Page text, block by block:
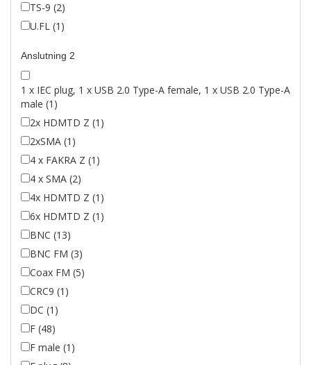
TS-9 (2)
U.FL (1)
Anslutning 2
1 x IEC plug, 1 x USB 2.0 Type-A female, 1 x USB 2.0 Type-A
male (1)
2x HDMTD Z (1)
2xSMA (1)
4 x FAKRA Z (1)
4 x SMA (2)
4x HDMTD Z (1)
6x HDMTD Z (1)
BNC (13)
BNC FM (3)
Coax FM (5)
CRC9 (1)
DC (1)
F (48)
F male (1)